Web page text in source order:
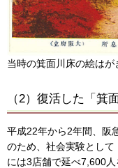
当時の箕面川床の絵はが
（2）復活した「箕
平成22年から2年間、阪
のため、社会実験とし
には3店舗で延べ7,600